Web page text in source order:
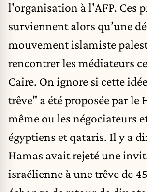
l'organisation à l'AFP. Ces
surviennent alors qu’une
mouvement islamiste
rencontrer les médiateurs
Caire. On ignore si cette
trêve" a été proposée par le
même ou les négociateurs
égyptiens et qataris. Il y a
Hamas avait rejeté une
israélienne à une trêve de